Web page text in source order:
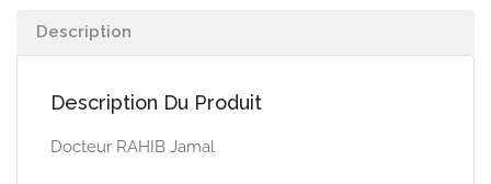
Description
Description Du Produit
Docteur RAHIB Jamal